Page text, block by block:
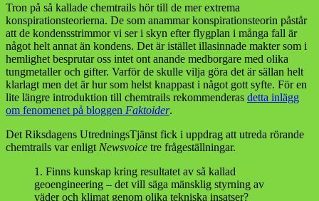
Tron på så kallade chemtrails hör till de mer extrema
konspirationsteorierna. De som anammar konspirationsteorin påstår
att de kondensstrimmor vi ser i skyn efter flygplan i många fall är
något helt annat än kondens. Det är istället illasinnade makter som i
hemlighet besprutar oss intet ont anande medborgare med olika
tungmetaller och gifter. Varför de skulle vilja göra det är sällan helt
klarlagt men det är hur som helst knappast i något gott syfte. För en
lite längre introduktion till chemtrails rekommenderas detta inlägg
om fenomenet på bloggen Faktoider.
Det Riksdagens UtredningsTjänst fick i uppdrag att utreda rörande
chemtrails var enligt Newsvoice tre frågeställningar.
1. Finns kunskap kring resultatet av så kallad
geoengineering – det vill säga mänsklig styrning av
väder och klimat genom olika tekniska insatser?